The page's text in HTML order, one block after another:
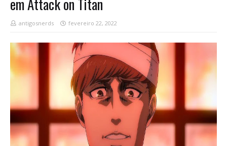
em Attack on Titan
antigosnerds fevereiro 22, 2022